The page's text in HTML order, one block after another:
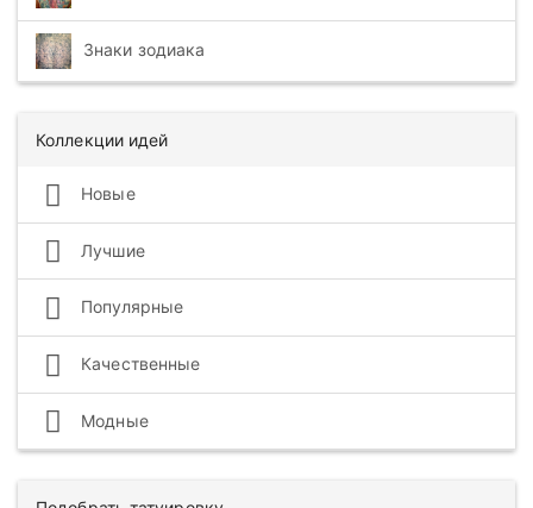
Знаки зодиака
Коллекции идей
Новые
Лучшие
Популярные
Качественные
Модные